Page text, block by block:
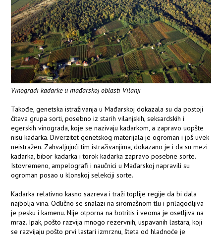
Vinogradi kadarke u mađarskoj oblasti Vilanji
Takođe, genetska istraživanja u Mađarskoj dokazala su da postoji
čitava grupa sorti, posebno iz starih vilanjskih, seksardskih i
egerskih vinograda, koje se nazivaju kadarkom, a zapravo uopšte
nisu kadarka. Diverzitet genetskog materijala je ogroman i još uvek
neistražen. Zahvaljujući tim istraživanjima, dokazano je i da su mezi
kadarka, bibor kadarka i torok kadarka zapravo posebne sorte.
Istovremeno, ampelografi i naučnici u Mađarskoj napravili su
ogroman posao u klonskoj selekciji sorte.
Kadarka relativno kasno sazreva i traži toplije regije da bi dala
najbolja vina. Odlično se snalazi na siromašnom tlu i prilagodljiva
je pesku i kamenu. Nije otporna na botritis i veoma je osetljiva na
mraz. Ipak, pošto razvija mnogo rezervnih, uspavanih lastara, koji
se razvijaju pošto prvi lastari izmrznu, šteta od hladnoće je